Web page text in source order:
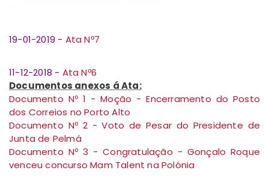
19-01-2019 - Ata Nº7
11-12-2018 - Ata Nº6
Documentos anexos á Ata:
Documento Nº 1 - Moção - Encerramento do Posto
dos Correios no Porto Alto
Documento Nº 2 - Voto de Pesar do Presidente de
Junta de Pelmá
Documento Nº 3 - Congratulação - Gonçalo Roque
venceu concurso Mam Talent na Polónia